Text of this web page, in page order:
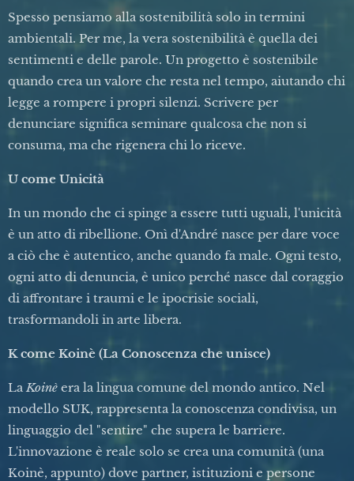
Spesso pensiamo alla sostenibilità solo in termini
ambientali. Per me, la vera sostenibilità è quella dei
sentimenti e delle parole. Un progetto è sostenibile
quando crea un valore che resta nel tempo, aiutando chi
legge a rompere i propri silenzi. Scrivere per
denunciare significa seminare qualcosa che non si
consuma, ma che rigenera chi lo riceve.
U come Unicità
In un mondo che ci spinge a essere tutti uguali, l'unicità
è un atto di ribellione. Onì d'André nasce per dare voce
a ciò che è autentico, anche quando fa male. Ogni testo,
ogni atto di denuncia, è unico perché nasce dal coraggio
di affrontare i traumi e le ipocrisie sociali,
trasformandoli in arte libera.
K come Koinè (La Conoscenza che unisce)
LaKoinè era la lingua comune del mondo antico. Nel
modello SUK, rappresenta la conoscenza condivisa, un
linguaggio del "sentire" che supera le barriere.
L'innovazione è reale solo se crea una comunità (una
Koinè, appunto) dove partner, istituzioni e persone